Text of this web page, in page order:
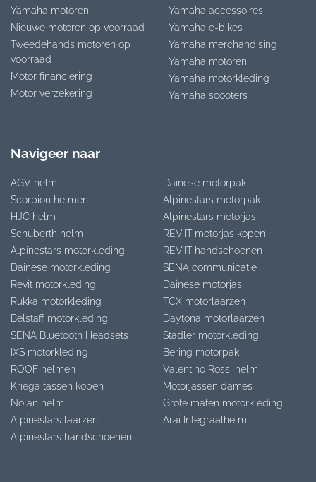
Yamaha motoren
Nieuwe motoren op voorraad
Tweedehands motoren op
voorraad
Motor financiering
Motor verzekering
Yamaha accessoires
Yamaha e-bikes
Yamaha merchandising
Yamaha motoren
Yamaha motorkleding
Yamaha scooters
Navigeer naar
AGV helm
Scorpion helmen
HJC helm
Schuberth helm
Alpinestars motorkleding
Dainese motorkleding
Revit motorkleding
Rukka motorkleding
Belstaff motorkleding
SENA Bluetooth Headsets
IXS motorkleding
ROOF helmen
Kriega tassen kopen
Nolan helm
Alpinestars laarzen
Alpinestars handschoenen
Dainese motorpak
Alpinestars motorpak
Alpinestars motorjas
REV’IT motorjas kopen
REV’IT handschoenen
SENA communicatie
Dainese motorjas
TCX motorlaarzen
Daytona motorlaarzen
Stadler motorkleding
Bering motorpak
Valentino Rossi helm
Motorjassen dames
Grote maten motorkleding
Arai Integraalhelm